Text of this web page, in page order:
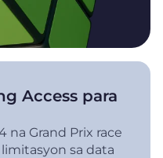
Access para
na Grand Prix race
sa data